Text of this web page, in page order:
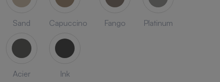
Sand Capuccino Fango Platinum
Acier Ink